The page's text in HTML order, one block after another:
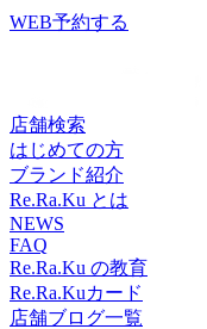
駅センター北駅、あざ
都筑区茅ケ崎中央6-
来店ください。
ア始めませんか?≪ア
ケ崎中央6-
さい。
しております。直近の
ージ・整体ファンにも
ル「肩甲骨ストレッチ
防”のボディケア始め
営地下鉄ブルーライン
ー北駅、あざみ野駅、
セスしやすい!≪場所≫
浜市都筑区茅ケ崎中央
にご来店ください。
WEB予約する
店舗検索
はじめての方
ブランド紹介
Re.Ra.Ku とは
NEWS
FAQ
Re.Ra.Ku の教育
Re.Ra.Kuカード
店舗ブログ一覧